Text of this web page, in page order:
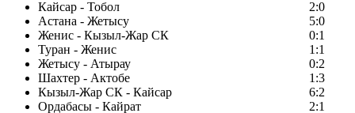
Кайсар - Тобол
2:0
Астана - Жетысу
5:0
Женис - Кызыл-Жар СК
0:1
Туран - Женис
1:1
Жетысу - Атырау
0:2
Шахтер - Актобе
1:3
Кызыл-Жар СК - Кайсар
6:2
Ордабасы - Кайрат
2:1